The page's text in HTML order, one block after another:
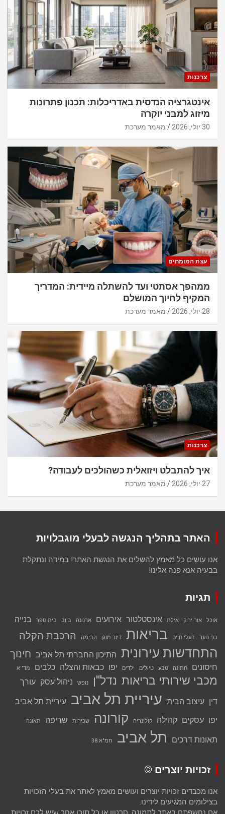
צרכנות
אינטגרציה הנדסית באדריכלות: תכנון פתרונות
מיזוג למבני יוקרה
30 יולי, 2026 מאמר מערכת
עצת המומחים
ממהפך אסתטי ועד להשתלה מיידית: המדריך
המקיף לחיוך המושלם
28 יולי, 2026 מאמר מערכת
צרכנות
איך להתבלט ויזואלית כשהולכים לעבודה?
27 יולי, 2026 מאמר מערכת
האתר בתהליך הנגשה לבעלי מוגבלויות
אנו עושים כל מאמץ להשלים את הנגשת האתר! במידה ונתקלת
בבעיה אנא פנה אלינו!
תגיות
אוכל אור ירוק אילת אינסטלטור אירועים ארנונה ביוב בית ספר בנייה
בני נוער בעלי חיים בריאות דיור מוגן הבימה הרכבת הקלה
התחדשות עירונית התיכון החברתי תל אביב חינוך
חיסונים חתונה טבע טיולים ילדים יפו כבאות והצלה כלבים מד''א
מכבי שירותי בריאות נדל''ן נופש ניהול עסק עורך
דין עיצוב הבית עיריית תל אביב עיריית תל אביב
יפו עסקים קהילה קולינריה קורונה שכירות שריפה תאונה
תאונות דרכים תל אביב תמ"א 38
זכויות יוצרים ©
אנו מכבדים זכויות יוצרים ועושים מאמץ לאתר את בעלי הזכויות
בצילומים המגיעים לידינו.